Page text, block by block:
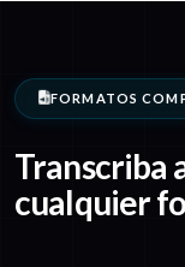
FORMATOS
Transcriba
cualquier